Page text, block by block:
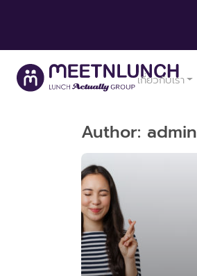
เกี่ยวกับเรา
Author: admin